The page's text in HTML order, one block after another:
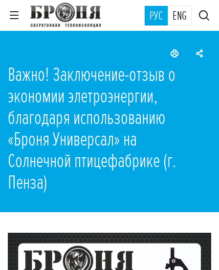
РУС ENG
Важно! Заключение-отзыв о
экономии элетроэнергии,
благодаря использованию
«Броня Универсал» на
Солнечной птицефабрике (г.
Пенза)